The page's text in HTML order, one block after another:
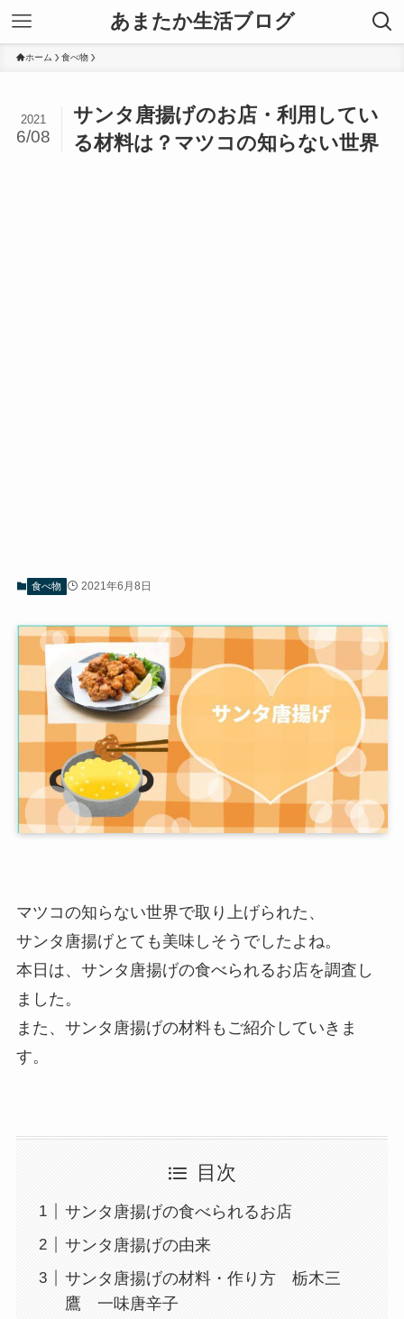
あまたか生活ブログ
ホーム 食べ物
サンタ唐揚げのお店・利用してい
る材料は？マツコの知らない世界
2021
6/08
食べ物 2021年6月8日
マツコの知らない世界で取り上げられた、
サンタ唐揚げとても美味しそうでしたよね。
本日は、サンタ唐揚げの食べられるお店を調査し
ました。
また、サンタ唐揚げの材料もご紹介していきま
す。
目次
サンタ唐揚げの食べられるお店
サンタ唐揚げの由来
サンタ唐揚げの材料・作り方 栃木三
鷹 一味唐辛子